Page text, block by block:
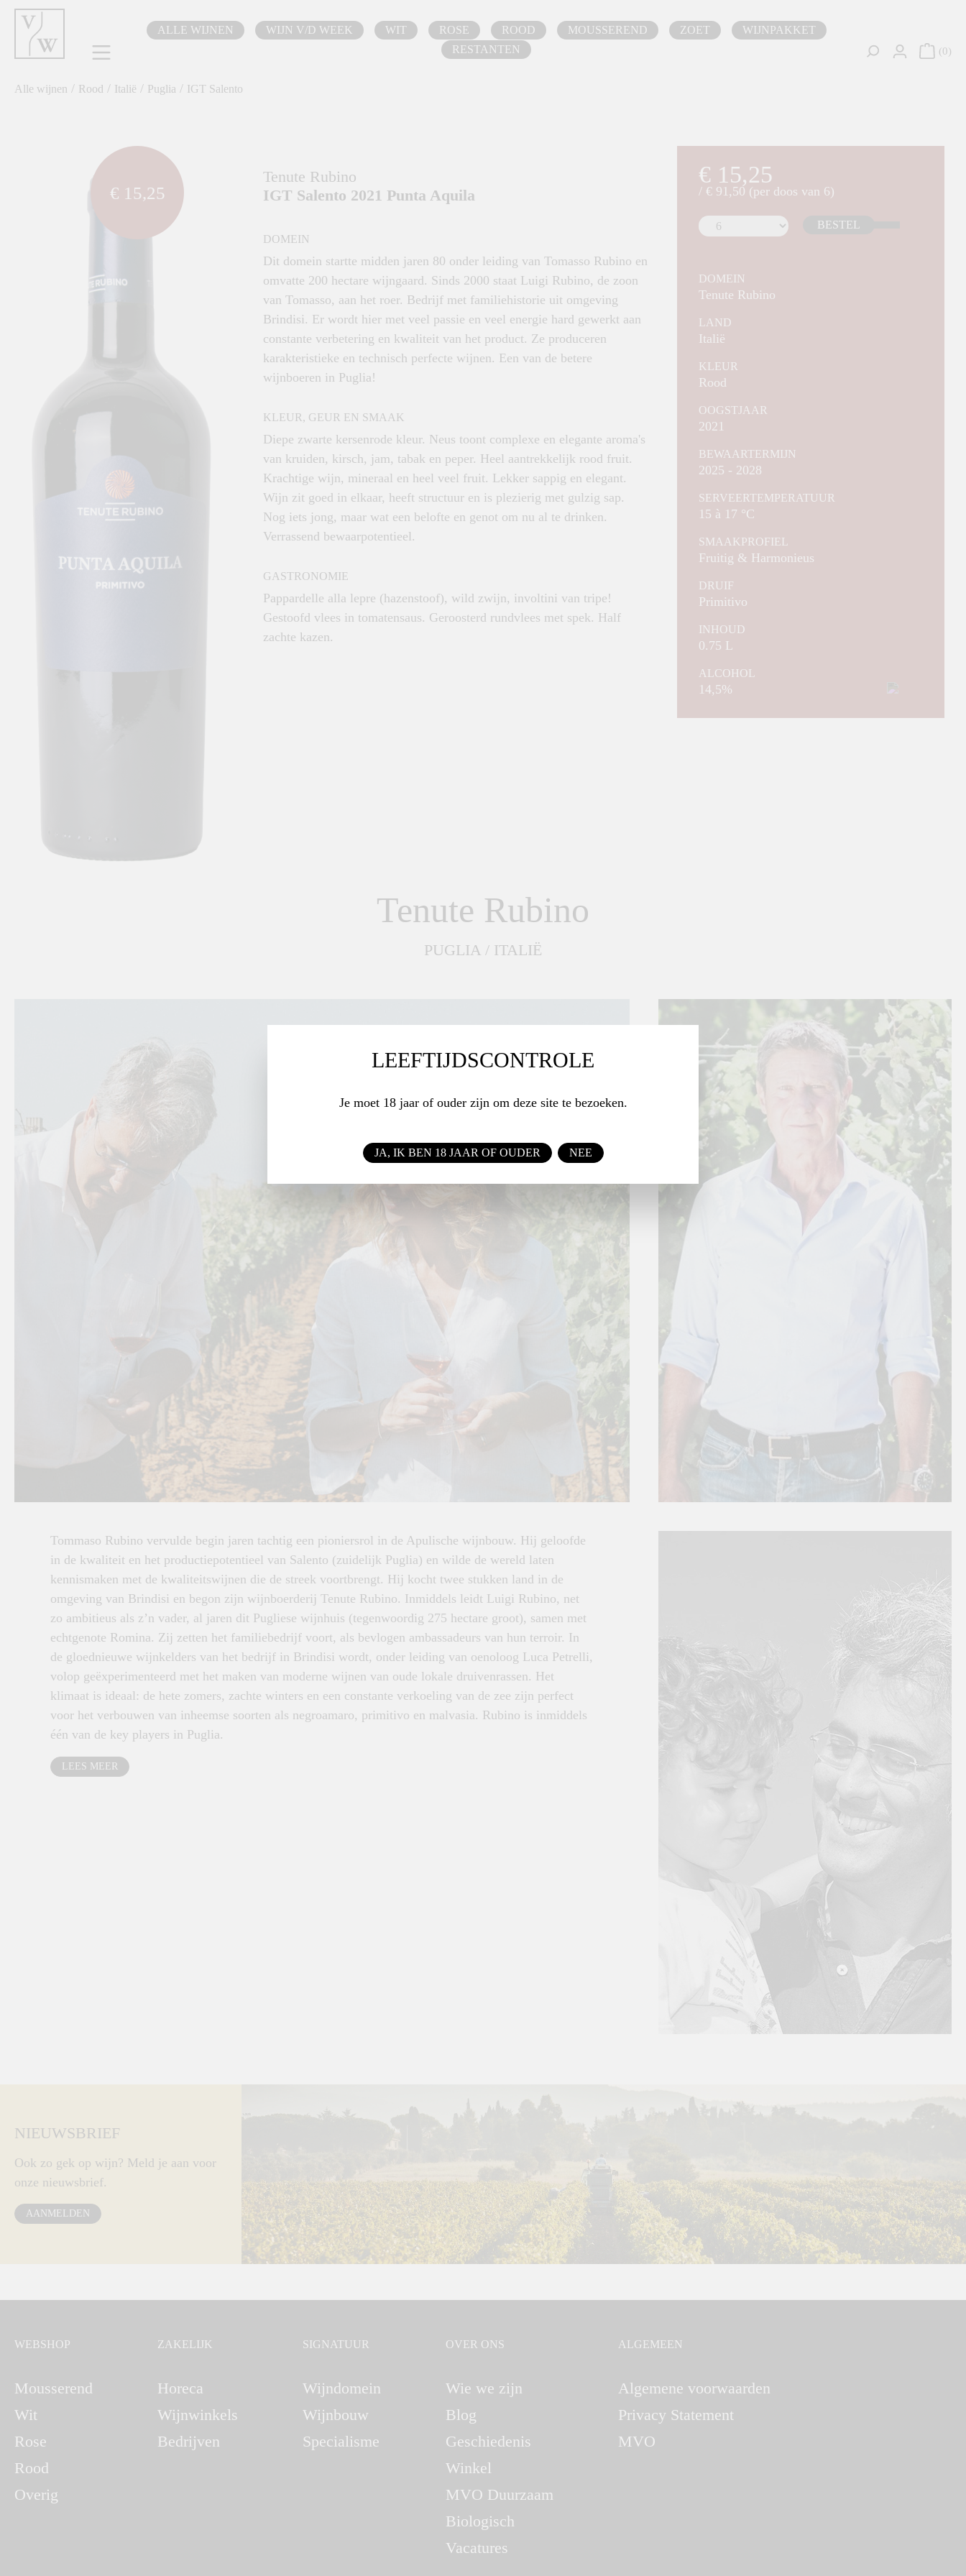
Ga naar de hoofdnavigatie
ALLE WIJNEN WIJN V/D WEEK WIT ROSE ROOD MOUSSEREND ZOET
WIJNPAKKET
RESTANTEN
0
Alle wijnen / Rood / Italië / Puglia / IGT Salento
€ 15,25
component.cms.imageGallery.skipImageGallery
Tenute Rubino
IGT Salento 2021 Punta Aquila
DOMEIN
Dit domein startte midden jaren 80 onder leiding van Tomasso Rubino en
omvatte 200 hectare wijngaard. Sinds 2000 staat Luigi Rubino, de zoon
van Tomasso, aan het roer. Bedrijf met familiehistorie uit omgeving
Brindisi. Er wordt hier met veel passie en veel energie hard gewerkt aan
constante verbetering en kwaliteit van het product. Ze produceren
karakteristieke en technisch perfecte wijnen. Een van de betere
wijnboeren in Puglia!
KLEUR, GEUR EN SMAAK
Diepe zwarte kersenrode kleur. Neus toont complexe en elegante aroma's
van kruiden, kirsch, jam, tabak en peper. Heel aantrekkelijk rood fruit.
Krachtige wijn, mineraal en heel veel fruit. Lekker sappig en elegant.
Wijn zit goed in elkaar, heeft structuur en is plezierig met gulzig sap.
Nog iets jong, maar wat een belofte en genot om nu al te drinken.
Verrassend bewaarpotentieel.
GASTRONOMIE
Pappardelle alla lepre (hazenstoof), wild zwijn, involtini van tripe!
Gestoofd vlees in tomatensaus. Geroosterd rundvlees met spek. Half
zachte kazen.
€ 15,25
/ € 91,50 (per doos van 6)
BESTEL
DOMEIN
Tenute Rubino
LAND
Italië
KLEUR
Rood
OOGSTJAAR
2021
BEWAARTERMIJN
2025 - 2028
SERVEERTEMPERATUUR
15 à 17 °C
SMAAKPROFIEL
Fruitig & Harmonieus
DRUIF
Primitivo
INHOUD
0.75 L
ALCOHOL
14,5%
Tenute Rubino
PUGLIA / ITALIË
Tommaso Rubino vervulde begin jaren tachtig een pioniersrol in de Apulische wijnbouw. Hij geloofde
in de kwaliteit en het productiepotentieel van Salento (zuidelijk Puglia) en wilde de wereld laten
kennismaken met de kwaliteitswijnen die de streek voortbrengt. Hij kocht twee stukken land in de
omgeving van Brindisi en begon zijn wijnboerderij Tenute Rubino. Inmiddels leidt Luigi Rubino, net
zo ambitieus als z’n vader, al jaren dit Pugliese wijnhuis (tegenwoordig 275 hectare groot), samen met
echtgenote Romina. Zij zetten het familiebedrijf voort, als bevlogen ambassadeurs van hun terroir. In
de gloednieuwe wijnkelders van het bedrijf in Brindisi wordt, onder leiding van oenoloog Luca Petrelli,
volop geëxperimenteerd met het maken van moderne wijnen van oude lokale druivenrassen. Het
klimaat is ideaal: de hete zomers, zachte winters en een constante verkoeling van de zee zijn perfect
voor het verbouwen van inheemse soorten als negroamaro, primitivo en malvasia. Rubino is inmiddels
één van de key players in Puglia.
LEES MEER
NIEUWSBRIEF
Ook zo gek op wijn? Meld je aan voor
onze nieuwsbrief.
AANMELDEN
WEBSHOP
Mousserend
Wit
Rose
Rood
Overig
ZAKELIJK
Horeca
Wijnwinkels
Bedrijven
SIGNATUUR
Wijndomein
Wijnbouw
Specialisme
OVER ONS
Wie we zijn
Blog
Geschiedenis
Winkel
MVO Duurzaam
Biologisch
Vacatures
ALGEMEEN
Algemene voorwaarden
Privacy Statement
MVO
LEEFTIJDSCONTROLE
Je moet 18 jaar of ouder zijn om deze site te bezoeken.
JA, IK BEN 18 JAAR OF OUDER NEE